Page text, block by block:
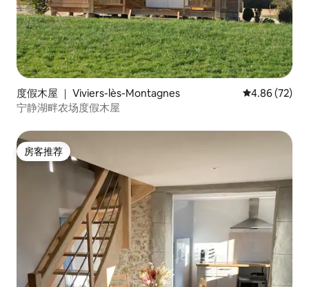
度假木屋 ｜ Viviers-lès-Montagnes 平均评分
4.86 (72)
宁静湖畔农场度假木屋
房客推荐
房客推荐